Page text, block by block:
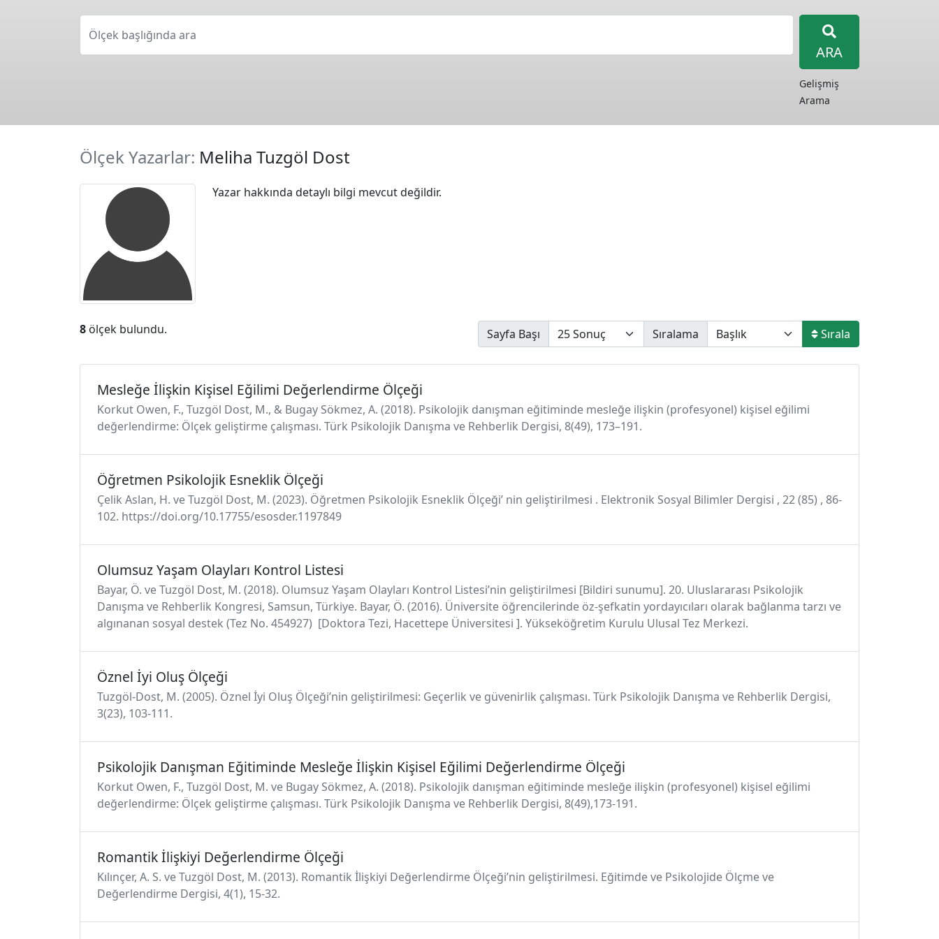
Ölçek başlığında ara
ARA
Gelişmiş
Arama
Ölçek Yazarlar: Meliha Tuzgöl Dost
Yazar hakkında detaylı bilgi mevcut değildir.
8 ölçek bulundu. Sayfa Başı Sıralama Sırala
Mesleğe İlişkin Kişisel Eğilimi Değerlendirme Ölçeği
Korkut Owen, F., Tuzgöl Dost, M., & Bugay Sökmez, A. (2018). Psikolojik danışman eğitiminde mesleğe ilişkin (profesyonel) kişisel eğilimi
değerlendirme: Ölçek geliştirme çalışması. Türk Psikolojik Danışma ve Rehberlik Dergisi, 8(49), 173–191.
Öğretmen Psikolojik Esneklik Ölçeği
Çelik Aslan, H. ve Tuzgöl Dost, M. (2023). Öğretmen Psikolojik Esneklik Ölçeği’ nin geliştirilmesi . Elektronik Sosyal Bilimler Dergisi , 22 (85) , 86-
102. https://doi.org/10.17755/esosder.1197849
Olumsuz Yaşam Olayları Kontrol Listesi
Bayar, Ö. ve Tuzgöl Dost, M. (2018). Olumsuz Yaşam Olayları Kontrol Listesi’nin geliştirilmesi [Bildiri sunumu]. 20. Uluslararası Psikolojik
Danışma ve Rehberlik Kongresi, Samsun, Türkiye. Bayar, Ö. (2016). Üniversite öğrencilerinde öz-şefkatin yordayıcıları olarak bağlanma tarzı ve
algınanan sosyal destek (Tez No. 454927) [Doktora Tezi, Hacettepe Üniversitesi ]. Yükseköğretim Kurulu Ulusal Tez Merkezi.
Öznel İyi Oluş Ölçeği
Tuzgöl-Dost, M. (2005). Öznel İyi Oluş Ölçeği’nin geliştirilmesi: Geçerlik ve güvenirlik çalışması. Türk Psikolojik Danışma ve Rehberlik Dergisi,
3(23), 103-111.
Psikolojik Danışman Eğitiminde Mesleğe İlişkin Kişisel Eğilimi Değerlendirme Ölçeği
Korkut Owen, F., Tuzgöl Dost, M. ve Bugay Sökmez, A. (2018). Psikolojik danışman eğitiminde mesleğe ilişkin (profesyonel) kişisel eğilimi
değerlendirme: Ölçek geliştirme çalışması. Türk Psikolojik Danışma ve Rehberlik Dergisi, 8(49),173-191.
Romantik İlişkiyi Değerlendirme Ölçeği
Kılınçer, A. S. ve Tuzgöl Dost, M. (2013). Romantik İlişkiyi Değerlendirme Ölçeği’nin geliştirilmesi. Eğitimde ve Psikolojide Ölçme ve
Değerlendirme Dergisi, 4(1), 15-32.